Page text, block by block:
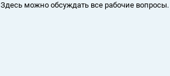
можно обсуждать все рабочие вопросы.